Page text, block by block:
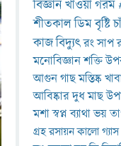
বিজ্ঞানখাওয়াগরম
শীতকালডিমবৃষ্টি
কাজবিদ্যুৎরংসাপ
মনোবিজ্ঞানশক্তি
আগুনগাছমস্তিষ্ক
আবিষ্কারদুধমাছ
মশাস্বপ্নব্যাথাভয়
গ্রহরসায়নকালোগ্যাস